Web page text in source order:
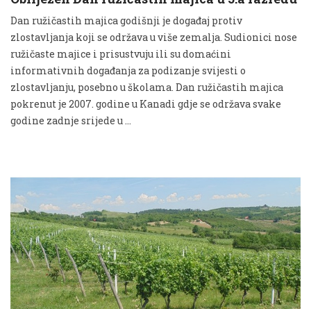
Dan ružičastih majica godišnji je događaj protiv
zlostavljanja koji se održava u više zemalja. Sudionici nose
ružičaste majice i prisustvuju ili su domaćini
informativnih događanja za podizanje svijesti o
zlostavljanju, posebno u školama. Dan ružičastih majica
pokrenut je 2007. godine u Kanadi gdje se održava svake
godine zadnje srijede u …